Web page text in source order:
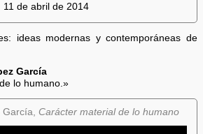
11 de abril de 2014
ideas modernas y contemporáneas de
García
lo humano.»
García, Carácter material de lo humano